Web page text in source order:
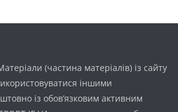
(частина матеріалів) із сайту
іншими
із обов’язковим активним